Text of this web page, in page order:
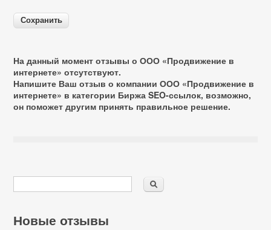
На данный момент отзывы о ООО «Продвижение в
интернете» отсутствуют.
Напишите Ваш отзыв о компании ООО «Продвижение в
интернете» в категории Биржа SEO-ссылок, возможно,
он поможет другим принять правильное решение.
Новые отзывы